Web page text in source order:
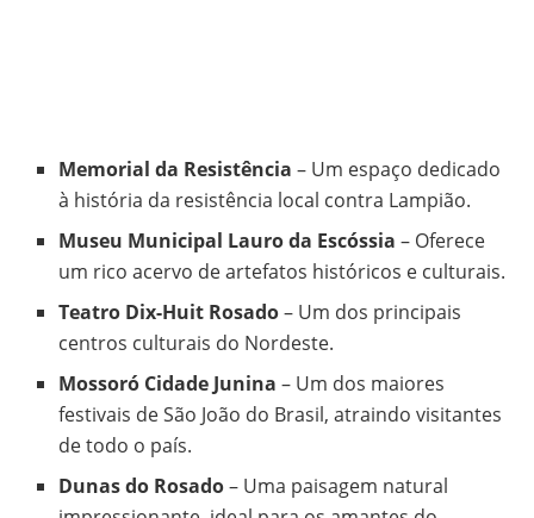
Memorial da Resistência – Um espaço dedicado
à história da resistência local contra Lampião.
Museu Municipal Lauro da Escóssia – Oferece
um rico acervo de artefatos históricos e culturais.
Teatro Dix-Huit Rosado– Um dos principais
centros culturais do Nordeste.
Mossoró Cidade Junina – Um dos maiores
festivais de São João do Brasil, atraindo visitantes
de todo o país.
Dunas do Rosado– Uma paisagem natural